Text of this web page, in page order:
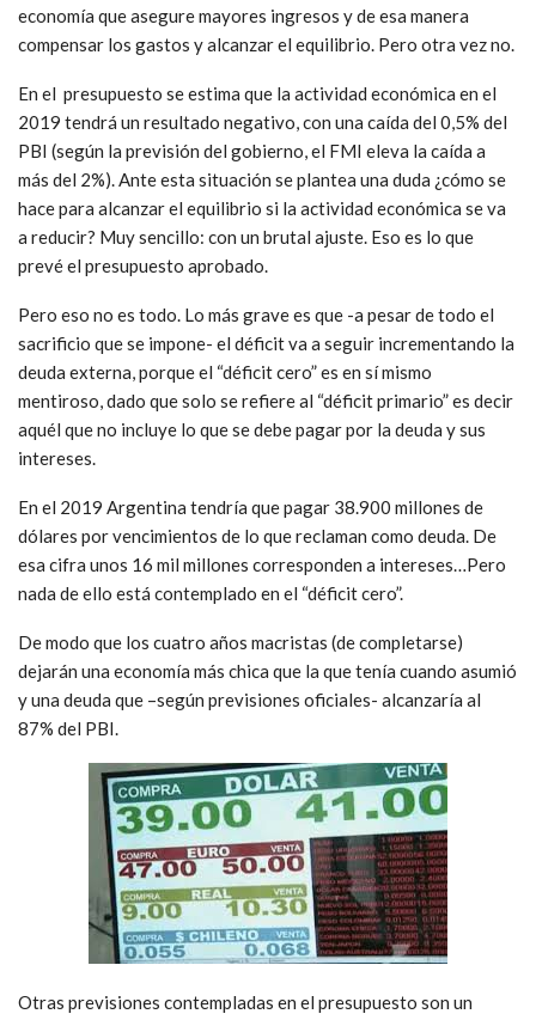
economía que asegure mayores ingresos y de esa manera
compensar los gastos y alcanzar el equilibrio. Pero otra vez no.
En el presupuesto se estima que la actividad económica en el
2019 tendrá un resultado negativo, con una caída del 0,5% del
PBI (según la previsión del gobierno, el FMI eleva la caída a
más del 2%). Ante esta situación se plantea una duda ¿cómo se
hace para alcanzar el equilibrio si la actividad económica se va
a reducir? Muy sencillo: con un brutal ajuste. Eso es lo que
prevé el presupuesto aprobado.
Pero eso no es todo. Lo más grave es que -a pesar de todo el
sacrificio que se impone- el déficit va a seguir incrementando la
deuda externa, porque el “déficit cero” es en sí mismo
mentiroso, dado que solo se refiere al “déficit primario” es decir
aquél que no incluye lo que se debe pagar por la deuda y sus
intereses.
En el 2019 Argentina tendría que pagar 38.900 millones de
dólares por vencimientos de lo que reclaman como deuda. De
esa cifra unos 16 mil millones corresponden a intereses…Pero
nada de ello está contemplado en el “déficit cero”.
De modo que los cuatro años macristas (de completarse)
dejarán una economía más chica que la que tenía cuando asumió
y una deuda que –según previsiones oficiales- alcanzaría al
87% del PBI.
Otras previsiones contempladas en el presupuesto son un